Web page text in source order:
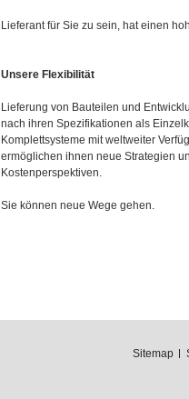
Lieferant für Sie zu sein, hat einen
Unsere Flexibilität
Lieferung von Bauteilen und
nach ihren Spezifikationen als
Komplettsysteme mit weltweiter
ermöglichen ihnen neue Strategien
Kostenperspektiven.
Sie können neue Wege gehen.
Sitemap